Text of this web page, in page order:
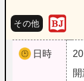
その他
日時